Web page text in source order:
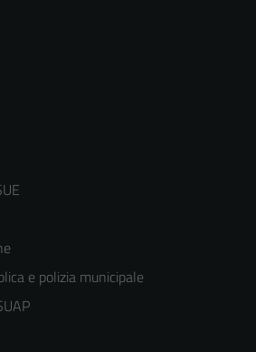
e polizia municipale